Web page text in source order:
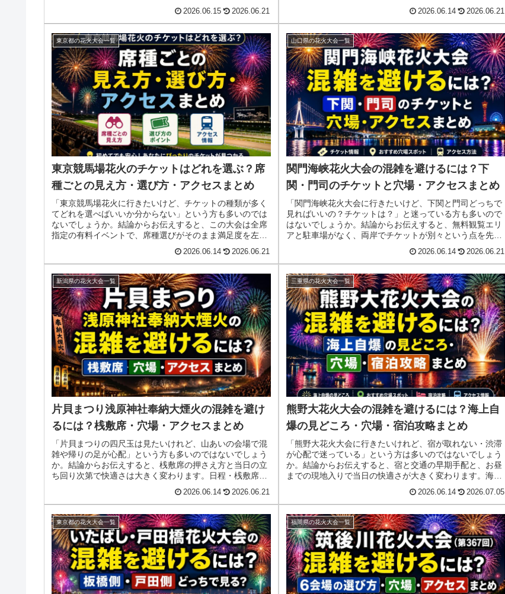
2026.06.15 2026.06.21 2026.06.14 2026.06.21
東京都の花火大会一覧
東京競馬場花火のチケットはどれを選ぶ？席
種ごとの見え方・選び方・アクセスまとめ
「東京競馬場花火に行きたいけど、チケットの種類が多く
てどれを選べばいいか分からない」という方も多いのでは
ないでしょうか。結論からお伝えすると、この大会は全席
指定の有料イベントで、席種選びがそのまま満足度を左右
2026.06.14 2026.06.21
山口県の花火大会一覧
関門海峡花火大会の混雑を避けるには？下
関・門司のチケットと穴場・アクセスまとめ
「関門海峡花火大会に行きたいけど、下関と門司どっちで
見ればいいの？チケットは？」と迷っている方も多いので
はないでしょうか。結論からお伝えすると、無料観覧エリ
アと駐車場がなく、両岸でチケットが別々という点を先に
2026.06.14 2026.06.21
新潟県の花火大会一覧
片貝まつり浅原神社奉納大煙火の混雑を避け
るには？桟敷席・穴場・アクセスまとめ
「片貝まつりの四尺玉は見たいけれど、山あいの会場で混
雑や帰りの足が心配」という方も多いのではないでしょう
か。結論からお伝えすると、桟敷席の押さえ方と当日の立
ち回り次第で快適さは大きく変わります。日程・桟敷席・
アクセス・穴場・持ち物まで、実践...
2026.06.14 2026.06.21
三重県の花火大会一覧
熊野大花火大会の混雑を避けるには？海上自
爆の見どころ・穴場・宿泊攻略まとめ
「熊野大花火大会に行きたいけれど、宿が取れない・渋滞
が心配で迷っている」という方は多いのではないでしょう
か。結論からお伝えすると、宿と交通の早期手配と、お昼
までの現地入りで当日の快適さが大きく変わります。海上
自爆の見どころ・穴場・アクセス・...
2026.06.14 2026.07.05
東京都の花火大会一覧 福岡県の花火大会一覧